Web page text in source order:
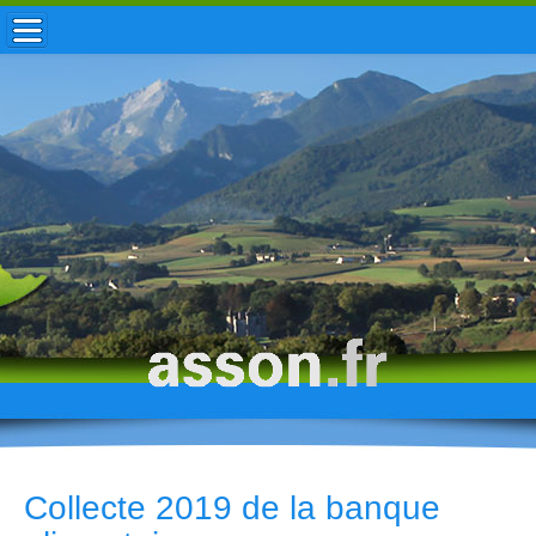
ACCUEIL / INFOS
MUNICIPALITÉ
VIE LOCALE
ENFANCE
TOURISME
HISTOIRE
Collecte 2019 de la banque